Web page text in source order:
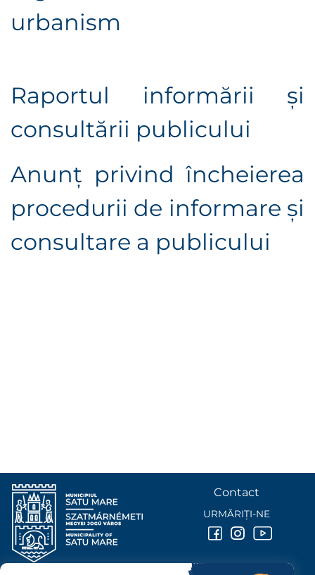
urbanism
Raportul informării şi
consultării publicului
Anunţ privind încheierea
procedurii de informare şi
consultare a publicului
Contact
URMĂRIȚI-NE